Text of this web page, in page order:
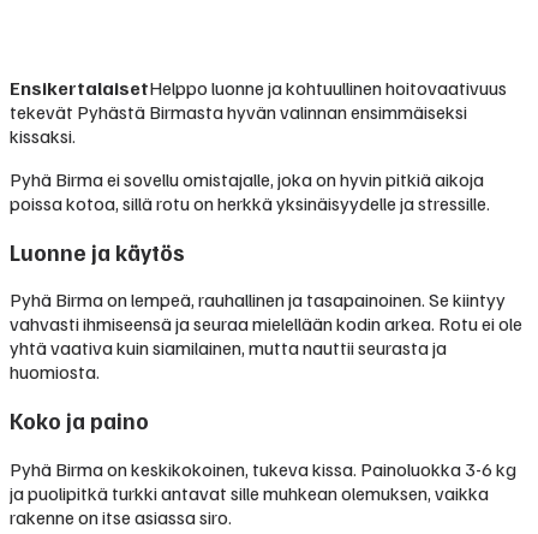
EnsikertalaisetHelppo luonne ja kohtuullinen hoitovaativuus
tekevät Pyhästä Birmasta hyvän valinnan ensimmäiseksi
kissaksi.
Pyhä Birma ei sovellu omistajalle, joka on hyvin pitkiä aikoja
poissa kotoa, sillä rotu on herkkä yksinäisyydelle ja stressille.
Luonne ja käytös
Pyhä Birma on lempeä, rauhallinen ja tasapainoinen. Se kiintyy
vahvasti ihmiseensä ja seuraa mielellään kodin arkea. Rotu ei ole
yhtä vaativa kuin siamilainen, mutta nauttii seurasta ja
huomiosta.
Koko ja paino
Pyhä Birma on keskikokoinen, tukeva kissa. Painoluokka 3-6 kg
ja puolipitkä turkki antavat sille muhkean olemuksen, vaikka
rakenne on itse asiassa siro.